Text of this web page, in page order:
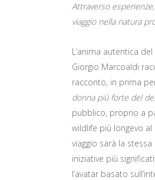
Attraverso
viaggio nella natura
L’anima autentica
Giorgio Marcoaldi
racconto, in prima
donna più forte del
pubblico, proprio a
wildlife più longevo
viaggio sarà la
iniziative più
l’avatar basato